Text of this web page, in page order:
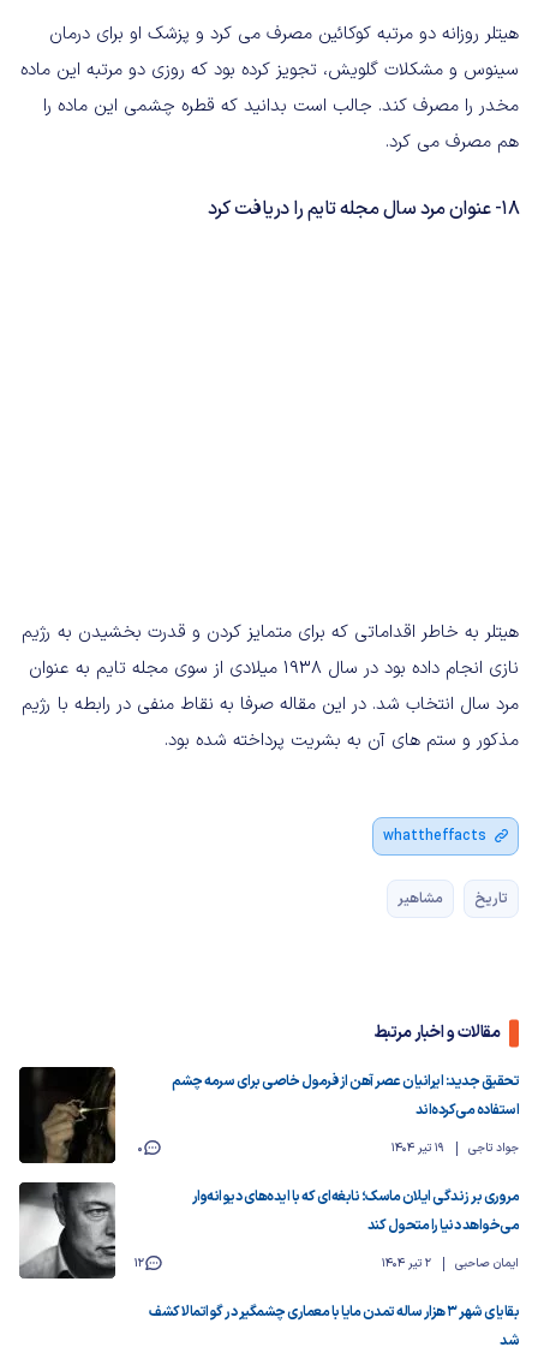
هیتلر روزانه دو مرتبه کوکائین مصرف می کرد و پزشک او برای درمان
سینوس و مشکلات گلویش، تجویز کرده بود که روزی دو مرتبه این ماده
مخدر را مصرف کند. جالب است بدانید که قطره چشمی این ماده را
هم مصرف می کرد.
18- عنوان مرد سال مجله تایم را دریافت کرد
هیتلر به خاطر اقداماتی که برای متمایز کردن و قدرت بخشیدن به رژیم
نازی انجام داده بود در سال 1938 میلادی از سوی مجله تایم به عنوان
مرد سال انتخاب شد. در این مقاله صرفا به نقاط منفی در رابطه با رژیم
مذکور و ستم های آن به بشریت پرداخته شده بود.
whattheffacts
تاریخ مشاهیر
مقالات و اخبار مرتبط
تحقیق جدید: ایرانیان عصر آهن از فرمول خاصی برای سرمه چشم
استفاده می‌کرده‌اند
جواد تاجی 19 تیر 1404 0
مروری بر زندگی ایلان ماسک؛ نابغه‌ای که با ایده‌های دیوانه‌وار
می‌خواهد دنیا را متحول کند
ایمان صاحبی 2 تیر 1404 12
بقایای شهر ۳ هزار ساله تمدن مایا با معماری چشمگیر در گواتمالا کشف
شد